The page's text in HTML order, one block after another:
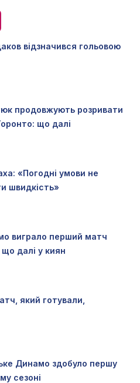
відзначився гольовою
продовжують розривати
що далі
«Погодні умови не
швидкість»
виграло перший матч
що далі у киян
який готували,
Динамо здобуло першу
сезоні